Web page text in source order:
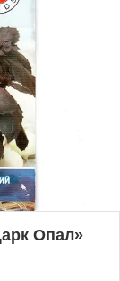
Опал»